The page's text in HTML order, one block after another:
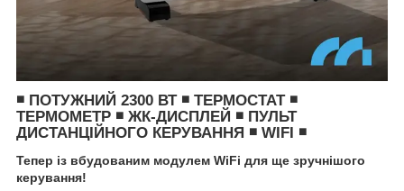
◾ ПОТУЖНИЙ 2300 ВТ ◾ ТЕРМОСТАТ ◾
ТЕРМОМЕТР ◾ ЖК-ДИСПЛЕЙ ◾ ПУЛЬТ
ДИСТАНЦІЙНОГО КЕРУВАННЯ ◾ WIFI ◾
Тепер із вбудованим модулем WiFi для ще зручнішого
керування!